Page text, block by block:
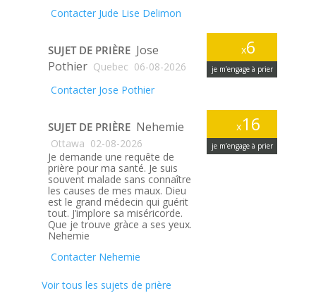
Contacter Jude Lise Delimon
x6
je m’engage à prier
SUJET DE PRIÈRE Jose
Pothier Quebec 06-08-2026
Contacter Jose Pothier
x16
je m’engage à prier
SUJET DE PRIÈRE Nehemie
Ottawa 02-08-2026
Je demande une requête de
prière pour ma santé. Je suis
souvent malade sans connaître
les causes de mes maux. Dieu
est le grand médecin qui guérit
tout. J’implore sa miséricorde.
Que je trouve gràce a ses yeux.
Nehemie
Contacter Nehemie
Voir tous les sujets de prière